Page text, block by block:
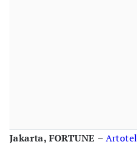
Jakarta, FORTUNE – Artotel